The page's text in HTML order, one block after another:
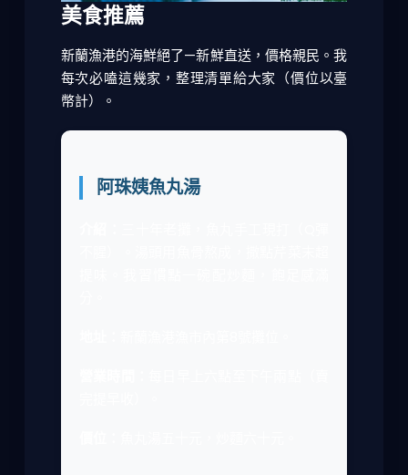
美食推薦
新蘭漁港的海鮮絕了—新鮮直送，價格親民。我
每次必嗑這幾家，整理清單給大家（價位以臺
幣計）。
阿珠姨魚丸湯